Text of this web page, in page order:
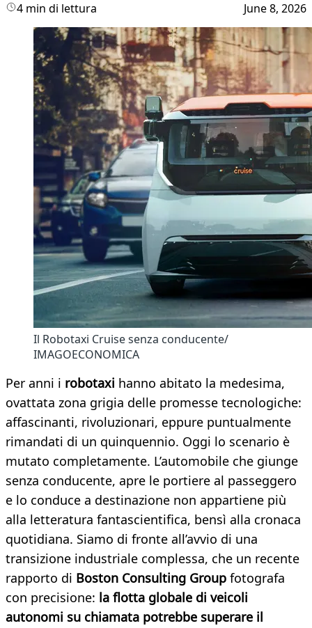
4 min di lettura June 8, 2026
Il Robotaxi Cruise senza conducente/
IMAGOECONOMICA
Per anni i robotaxi hanno abitato la medesima,
ovattata zona grigia delle promesse tecnologiche:
affascinanti, rivoluzionari, eppure puntualmente
rimandati di un quinquennio. Oggi lo scenario è
mutato completamente. L’automobile che giunge
senza conducente, apre le portiere al passeggero
e lo conduce a destinazione non appartiene più
alla letteratura fantascientifica, bensì alla cronaca
quotidiana. Siamo di fronte all’avvio di una
transizione industriale complessa, che un recente
rapporto di Boston Consulting Group fotografa
con precisione: la flotta globale di veicoli
autonomi su chiamata potrebbe superare il